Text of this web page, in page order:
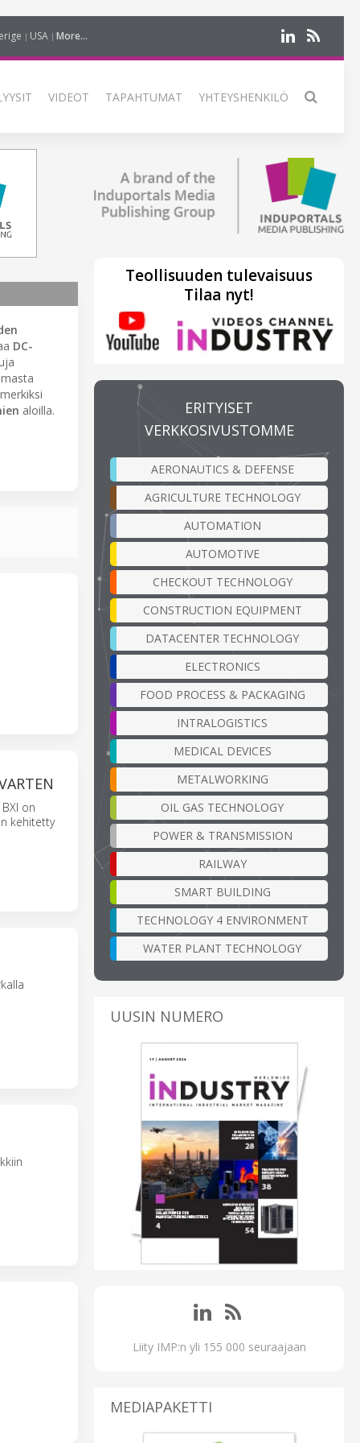
USA More...
VIDEOT TAPAHTUMAT YHTEYSHENKILÖ
DC-
aloilla.
on
kehitetty
Teollisuuden tulevaisuus
Tilaa nyt!
ERITYISET
VERKKOSIVUSTOMME
AERONAUTICS & DEFENSE
AGRICULTURE TECHNOLOGY
AUTOMATION
AUTOMOTIVE
CHECKOUT TECHNOLOGY
CONSTRUCTION EQUIPMENT
DATACENTER TECHNOLOGY
ELECTRONICS
FOOD PROCESS & PACKAGING
INTRALOGISTICS
MEDICAL DEVICES
METALWORKING
OIL GAS TECHNOLOGY
POWER & TRANSMISSION
RAILWAY
SMART BUILDING
TECHNOLOGY 4 ENVIRONMENT
WATER PLANT TECHNOLOGY
UUSIN NUMERO
Liity IMP:n yli 155 000 seuraajaan
MEDIAPAKETTI